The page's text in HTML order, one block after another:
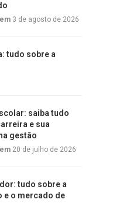
3 de agosto de 2026
tudo sobre a
saiba tudo
e sua
gestão
20 de julho de 2026
tudo sobre a
e o mercado de